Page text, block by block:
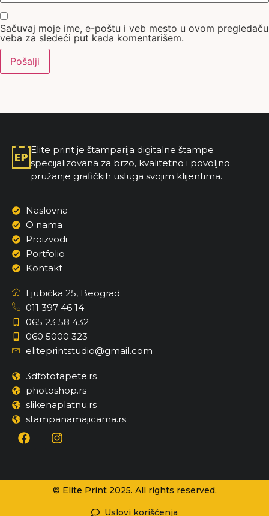
Sačuvaj moje ime, e-poštu i veb mesto u ovom pregledaču
veba za sledeći put kada komentarišem.
Elite print je štamparija digitalne štampe
specijalizovana za brzo, kvalitetno i povoljno
pružanje grafičkih usluga svojim klijentima.
Naslovna
O nama
Proizvodi
Portfolio
Kontakt
Ljubićka 25, Beograd
011 397 46 14
065 23 58 432
060 5000 323
eliteprintstudio@gmail.com
3dfototapete.rs
photoshop.rs
slikenaplatnu.rs
stampanamajicama.rs
© Elite Print 2025. All rights reserved.
Uslovi korišćenja